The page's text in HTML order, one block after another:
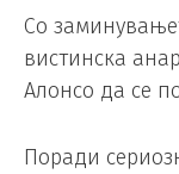
Со
вистинска
Алонсо да се
Поради